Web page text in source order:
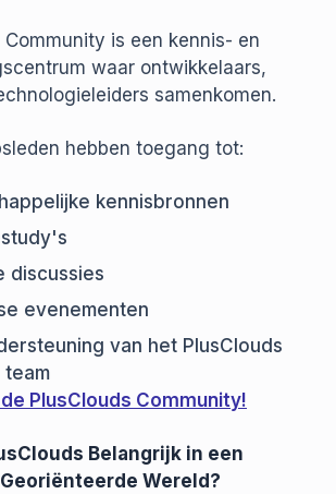
Community is een kennis- en
waar ontwikkelaars,
samenkomen.
hebben toegang tot:
kennisbronnen
discussies
evenementen
van het PlusClouds
team
PlusClouds Community!
Belangrijk in een
Wereld?